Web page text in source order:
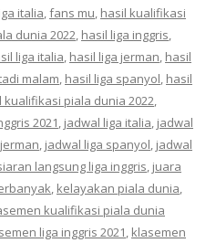
italia,fans mu, hasil kualifikasi
dunia 2022, hasil liga inggris,
liga italia, hasil liga jerman, hasil
malam, hasil liga spanyol, hasil
kualifikasi piala dunia 2022,
2021, jadwal liga italia, jadwal
, jadwal liga spanyol, jadwal
langsung liga inggris, juara
, kelayakan piala dunia,
kualifikasi piala dunia
liga inggris 2021, klasemen